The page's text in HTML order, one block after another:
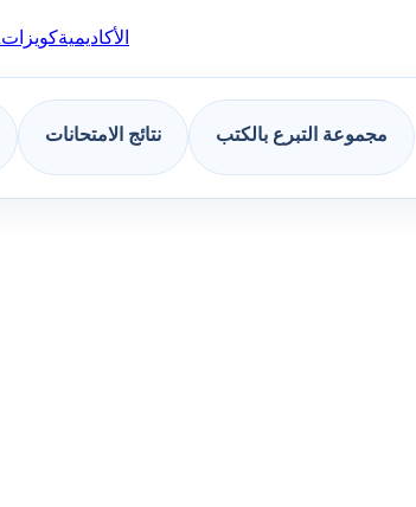
الأكاديميةكويزات
مجموعة التبرع بالكتب نتائج الامتحانات